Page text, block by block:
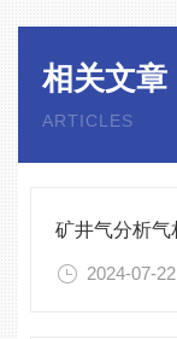
相关文章
ARTICLES
2024-07-22